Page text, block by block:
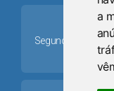
a
Segunda-feira a